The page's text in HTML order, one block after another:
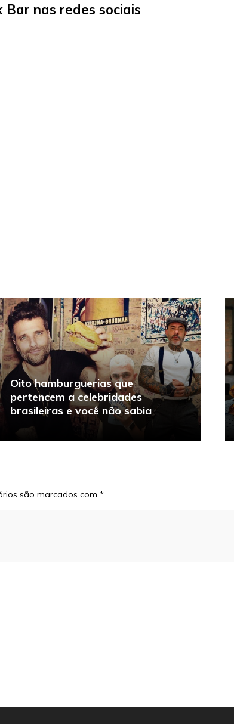
Bar nas redes sociais
Oito hamburguerias que
pertencem a celebridades
brasileiras e você não sabia
são marcados com *